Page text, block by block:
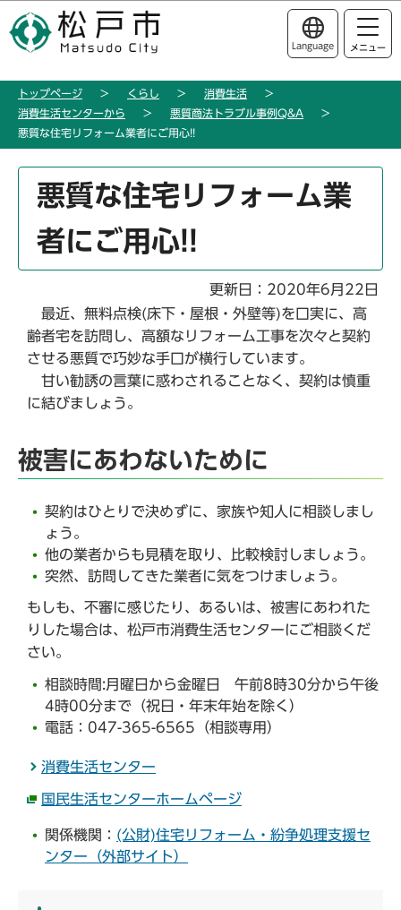
の
ー
このページの本文へ移動
Language メニュー
トップページ くらし
消費生活
消費生活センターから
悪質商法トラブル事例Q&A
悪質な住宅リフォーム業者にご用心!!
か
悪質な住宅リフォーム業
者にご用心!!
更新日：2020年6月22日
最近、無料点検(床下・屋根・外壁等)を口実に、高
齢者宅を訪問し、高額なリフォーム工事を次々と契約
させる悪質で巧妙な手口が横行しています。
甘い勧誘の言葉に惑わされることなく、契約は慎重
に結びましょう。
被害にあわないために
契約はひとりで決めずに、家族や知人に相談しまし
ょう。
他の業者からも見積を取り、比較検討しましょう。
突然、訪問してきた業者に気をつけましょう。
もしも、不審に感じたり、あるいは、被害にあわれた
りした場合は、松戸市消費生活センターにご相談くだ
さい。
相談時間:月曜日から金曜日 午前8時30分から午後
4時00分まで（祝日・年末年始を除く）
電話：047-365-6565（相談専用）
消費生活センター
国民生活センターホームページ
関係機関： (公財)住宅リフォーム・紛争処理支援セ
ンター（外部サイト）